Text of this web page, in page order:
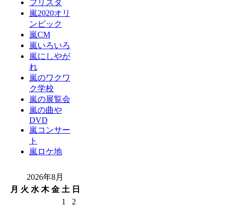
フリスタ
嵐2020オリ
ンピック
嵐CM
嵐いろいろ
嵐にしやが
れ
嵐のワクワ
ク学校
嵐の展覧会
嵐の曲や
DVD
嵐コンサー
ト
嵐ロケ地
2026年8月
月 火 水 木 金 土 日
1
2